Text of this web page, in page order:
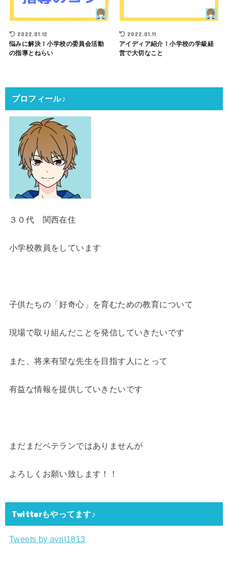
2022.01.12
悩みに解決！小学校の委員会活動
の指導とねらい
2022.01.11
アイディア紹介！小学校の学級経
営で大切なこと
プロフィール♪
３０代 関西在住
小学校教員をしています
子供たちの「好奇心」を育むための教育について
現場で取り組んだことを発信していきたいです
また、将来有望な先生を目指す人にとって
有益な情報を提供していきたいです
まだまだベテランではありませんが
よろしくお願い致します！！
Twitterもやってます♪
Tweets by avril1813